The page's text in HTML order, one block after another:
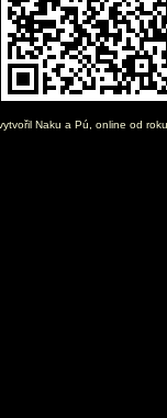
Naku a Pú, online od